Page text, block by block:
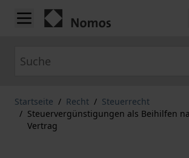
Zum Inhalt springen
Startseite / Recht / Steuerrecht
/ Steuervergünstigungen als Beihilfen
Vertrag